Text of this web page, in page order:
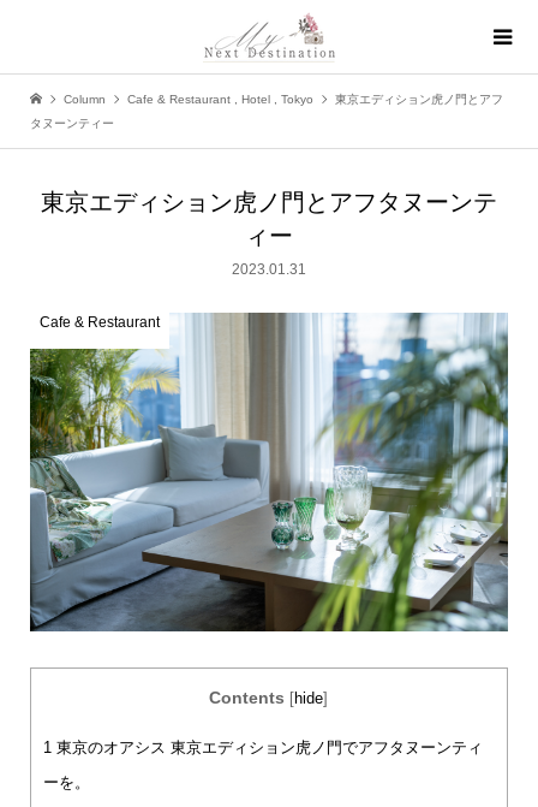
Column Cafe & Restaurant Hotel Tokyo
東京エディション虎ノ門とアフ
タヌーンティー
東京エディション虎ノ門とアフタヌーンテ
ィー
2023.01.31
Cafe & Restaurant
Contents hide
1東京のオアシス 東京エディション虎ノ門でアフタヌーンティ
ーを。